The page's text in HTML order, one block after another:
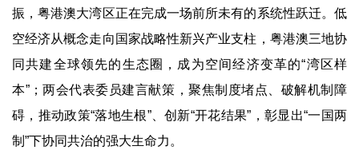
振，粤港澳大湾区正在完成一场前所未有的系统性跃迁。低
空经济从概念走向国家战略性新兴产业支柱，粤港澳三地协
同共建全球领先的生态圈，成为空间经济变革的“湾区样
本”；两会代表委员建言献策，聚焦制度堵点、破解机制障
碍，推动政策“落地生根”、创新“开花结果”，彰显出“一国两
制”下协同共治的强大生命力。